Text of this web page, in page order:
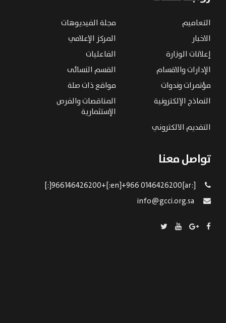
التعاميم
مجلة الفيديوهات
الاخبار
المركز الإعلامي
إعلانات الوزارة
الفاعليات
الإدارات والاقسام
القسم النسائى
مؤتمرات وندوات
مواقع ذات صلة
النماذج الإلكترونية
المناقصات والفرص
الإستثمارية
التقديم الالكتروني
تواصل معنا
[:ar]966146426200+[:en]+966 0146426200[:]